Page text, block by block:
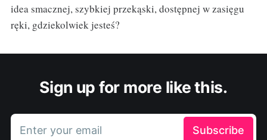
idea smacznej, szybkiej przekąski, dostępnej w zasięgu
ręki, gdziekolwiek jesteś?
Sign up for more like this.
Enter your email Subscribe